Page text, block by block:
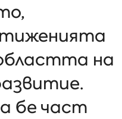
на
бе част